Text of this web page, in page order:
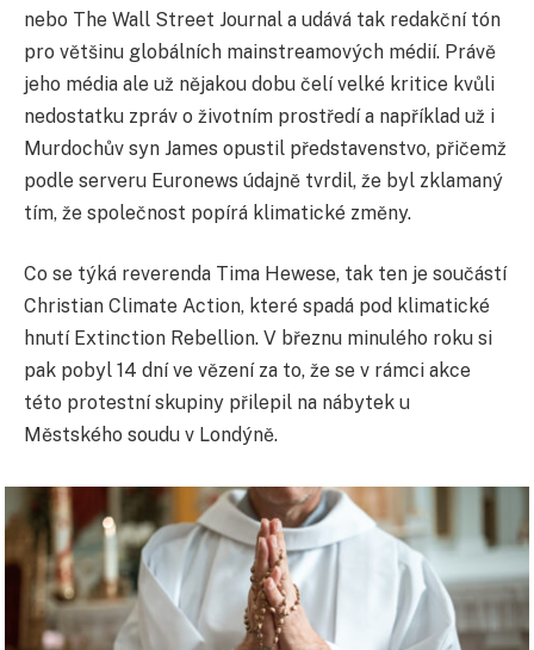
nebo The Wall Street Journal a udává tak redakční tón
pro většinu globálních mainstreamových médií. Právě
jeho média ale už nějakou dobu čelí velké kritice kvůli
nedostatku zpráv o životním prostředí a například už i
Murdochův syn James opustil představenstvo, přičemž
podle serveru Euronews údajně tvrdil, že byl zklamaný
tím, že společnost popírá klimatické změny.
Co se týká reverenda Tima Hewese, tak ten je součástí
Christian Climate Action, které spadá pod klimatické
hnutí Extinction Rebellion. V březnu minulého roku si
pak pobyl 14 dní ve vězení za to, že se v rámci akce
této protestní skupiny přilepil na nábytek u
Městského soudu v Londýně.